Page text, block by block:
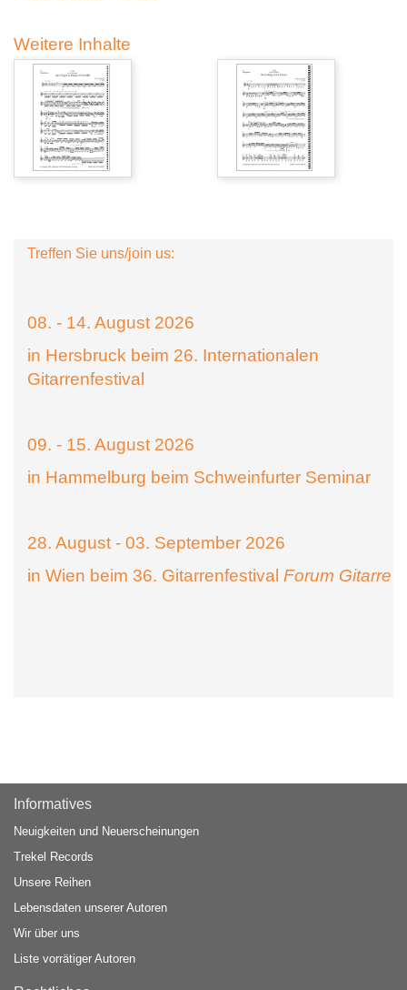
Weitere Inhalte
Treffen Sie uns/join us:
08. - 14. August 2026
in Hersbruck beim 26. Internationalen
Gitarrenfestival
09. - 15. August 2026
in Hammelburg beim Schweinfurter Seminar
28. August - 03. September 2026
in Wien beim 36. Gitarrenfestival Forum Gitarre
Informatives
Neuigkeiten und Neuerscheinungen
Trekel Records
Unsere Reihen
Lebensdaten unserer Autoren
Wir über uns
Liste vorrätiger Autoren